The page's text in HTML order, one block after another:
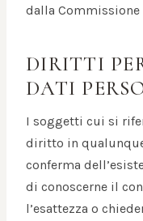
dalla Commissione
DIRITTI
DATI
I soggetti cui si
diritto in
conferma
di conoscerne il
l’esattezza o